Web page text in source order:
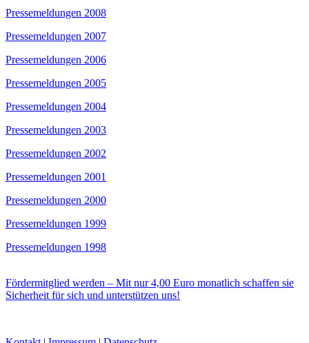
Pressemeldungen 2008
Pressemeldungen 2007
Pressemeldungen 2006
Pressemeldungen 2005
Pressemeldungen 2004
Pressemeldungen 2003
Pressemeldungen 2002
Pressemeldungen 2001
Pressemeldungen 2000
Pressemeldungen 1999
Pressemeldungen 1998
Fördermitglied werden – Mit nur 4,00 Euro monatlich schaffen sie
Sicherheit für sich und unterstützen uns!